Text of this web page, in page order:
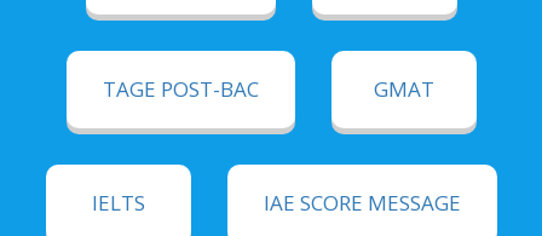
TAGE POST-BAC GMAT
IELTS IAE SCORE MESSAGE